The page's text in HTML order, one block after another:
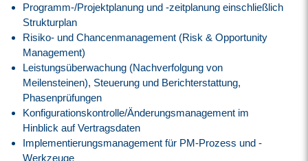
Programm-/Projektplanung und -zeitplanung einschließlich
Strukturplan
Risiko- und Chancenmanagement (Risk & Opportunity
Management)
Leistungsüberwachung (Nachverfolgung von
Meilensteinen), Steuerung und Berichterstattung,
Phasenprüfungen
Konfigurationskontrolle/Änderungsmanagement im
Hinblick auf Vertragsdaten
Implementierungsmanagement für PM-Prozess und -
Werkzeuge